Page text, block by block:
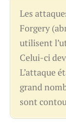
Les
Forgery
utilisent
Celui-ci
L’attaque
grand
sont